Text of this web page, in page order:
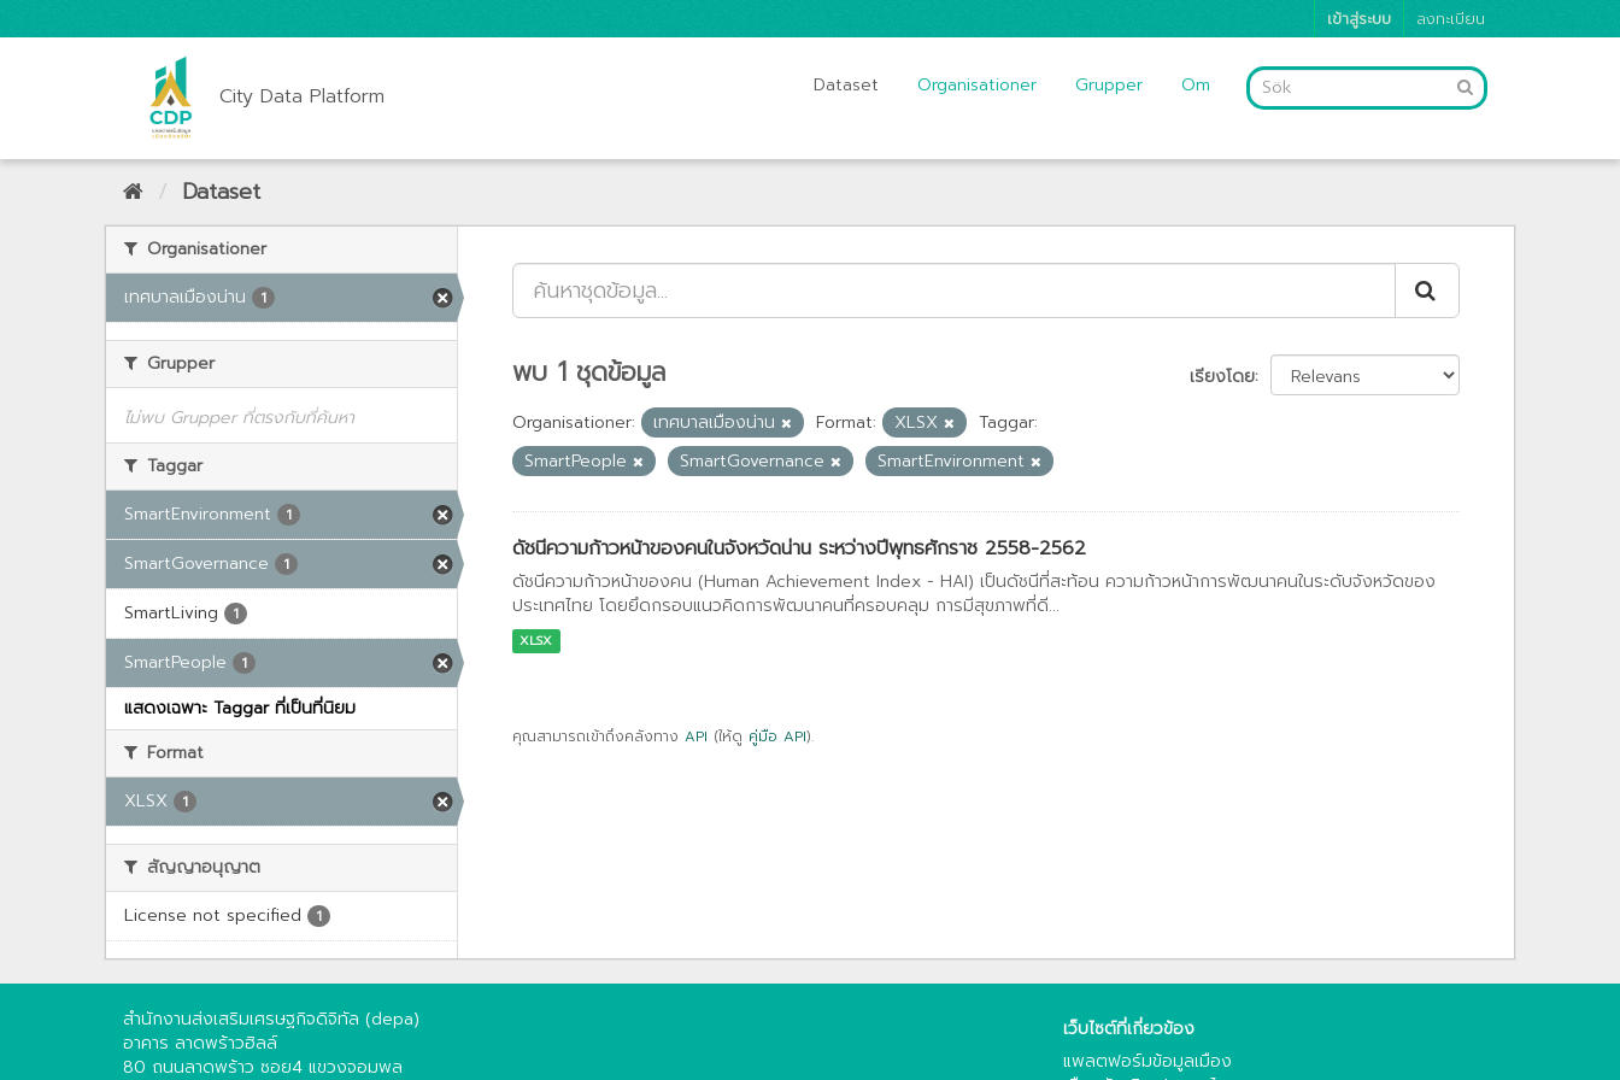
เข้าสู่ระบบ ลงทะเบียน
City Data Platform Dataset Organisationer Grupper Om
Dataset
Organisationer
เทศบาลเมืองน่าน
1
Grupper
ไม่พบ Grupper ที่ตรงกับที่ค้นหา
Taggar
SmartEnvironment
1
SmartGovernance 1
SmartLiving 1
SmartPeople 1
แสดงเฉพาะ Taggar ที่เป็นที่นิยม
Format
XLSX
1
สัญญาอนุญาต
License not specified
1
เรียงโดย
พบ 1 ชุดข้อมูล
Organisationer: เทศบาลเมืองน่าน Format: XLSX
Taggar:
SmartPeople
SmartGovernance SmartEnvironment
ดัชนีความก้าวหน้าของคนในจังหวัดน่าน ระหว่างปีพุทธศักราช 2558-2562
ดัชนีความก้าวหน้าของคน (Human Achievement Index - HAI) เป็นดัชนีที่สะท้อน ความก้าวหน้าการพัฒนาคนในระดับจังหวัดของ
ประเทศไทย โดยยึดกรอบแนวคิดการพัฒนาคนที่ครอบคลุม การมีสุขภาพที่ดี...
XLSX
คุณสามารถเข้าถึงคลังทาง API (ให้ดู คู่มือ API).
สำนักงานส่งเสริมเศรษฐกิจดิจิทัล (depa)
อาคาร ลาดพร้าวฮิลล์
80 ถนนลาดพร้าว ซอย4 แขวงจอมพล
เว็บไซต์ที่เกี่ยวข้อง
แพลตฟอร์มข้อมูลเมือง